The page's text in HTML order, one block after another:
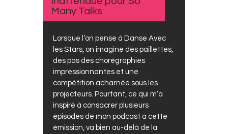
Many Talks
Lorsque l’on pense à Danse Avec
les Stars, on imagine des paillettes,
des pas des chorégraphies
impressionnantes et une
compétition acharnée sous les
projecteurs. Pourtant, ce qui m’a
inspiré à consacrer plusieurs
épisodes de mon podcast à cette
émission, va bien au-delà de la